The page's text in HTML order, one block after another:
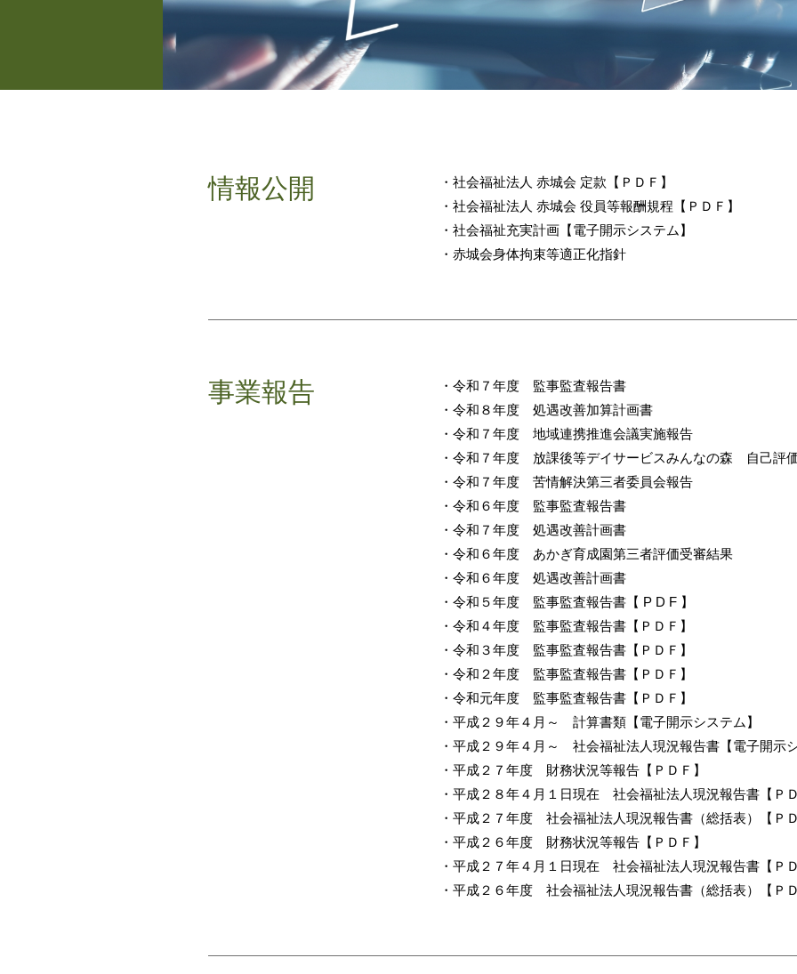
情報公開 ・ 社会福祉法人 赤城会 定款【ＰＤＦ】
・ 社会福祉法人 赤城会 役員等報酬規程【ＰＤＦ】
・ 社会福祉充実計画【電子開示システム】
・ 赤城会身体拘束等適正化指針
事業報告 ・ 令和７年度 監事監査報告書
・ 令和８年度 処遇改善加算計画書
・ 令和７年度 地域連携推進会議実施報告
・ 令和７年度 放課後等デイサービスみんなの森 自己評
・ 令和７年度 苦情解決第三者委員会報告
・ 令和６年度 監事監査報告書
・ 令和７年度 処遇改善計画書
・ 令和６年度 あかぎ育成園第三者評価受審結果
・ 令和６年度 処遇改善計画書
・ 令和５年度 監事監査報告書【 P D F 】
・ 令和４年度 監事監査報告書【ＰＤＦ】
・ 令和３年度 監事監査報告書【ＰＤＦ】
・ 令和２年度 監事監査報告書【ＰＤＦ】
・ 令和元年度 監事監査報告書【ＰＤＦ】
・ 平成２９年４月～ 計算書類【電子開示システム】
・ 平成２９年４月～ 社会福祉法人現況報告書【電子開示
・ 平成２７年度 財務状況等報告【ＰＤＦ】
・ 平成２８年４月１日現在 社会福祉法人現況報告書【Ｐ
・ 平成２７年度 社会福祉法人現況報告書（総括表）【Ｐ
・ 平成２６年度 財務状況等報告【ＰＤＦ】
・ 平成２７年４月１日現在 社会福祉法人現況報告書【Ｐ
・ 平成２６年度 社会福祉法人現況報告書（総括表）【Ｐ